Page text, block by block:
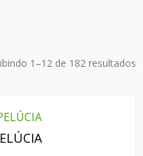
1–12 de 182 resultados